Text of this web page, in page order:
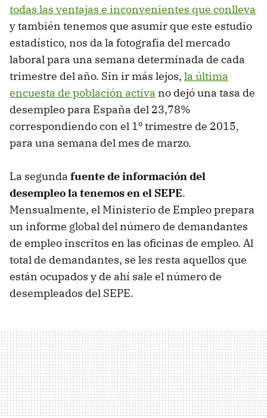
todas las ventajas e inconvenientes que conlleva
y también tenemos que asumir que este estudio
estadístico, nos da la fotografía del mercado
laboral para una semana determinada de cada
trimestre del año. Sin ir más lejos, la última
encuesta de población activa no dejó una tasa de
desempleo para España del 23,78%
correspondiendo con el 1º trimestre de 2015,
para una semana del mes de marzo.
La segunda fuente de información del
desempleo la tenemos en el SEPE.
Mensualmente, el Ministerio de Empleo prepara
un informe global del número de demandantes
de empleo inscritos en las oficinas de empleo. Al
total de demandantes, se les resta aquellos que
están ocupados y de ahí sale el número de
desempleados del SEPE.